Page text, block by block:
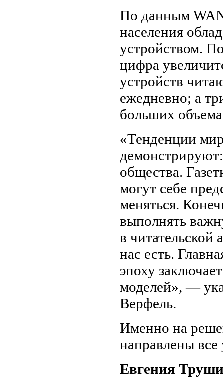
По данным
населения
устройством.
цифра
устройств
ежедневно; а
больших
«Тенденции
общества.
могут себе
меняться.
выполнять
в читательской
нас есть.
эпоху
моделей», —
Верфель.
Именно на
направлены все
Евгения